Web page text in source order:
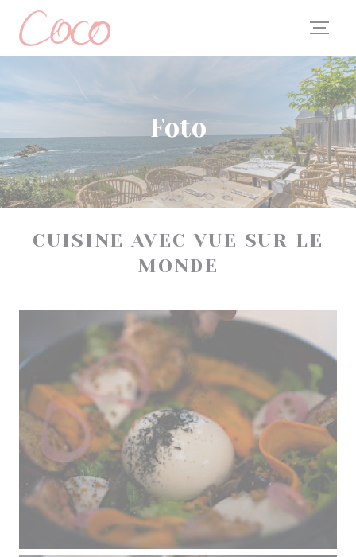
Personalizzazione delle tue scelte sui cookie
Foto
CUISINE AVEC VUE SUR LE
MONDE